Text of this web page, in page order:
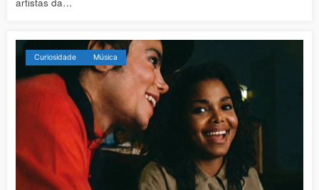
Curiosidade Música